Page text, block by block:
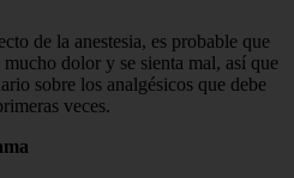
de la anestesia, es probable que
dolor y se sienta mal, así que
sobre los analgésicos que debe
veces.